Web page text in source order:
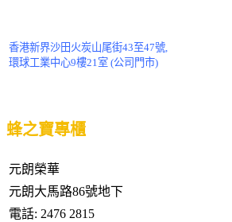
香港新界沙田火炭山尾街43至47號,
環球工業中心9樓21室 (公司門市)
蜂之寶專櫃
元朗榮華
元朗大馬路86號地下
電話: 2476 2815